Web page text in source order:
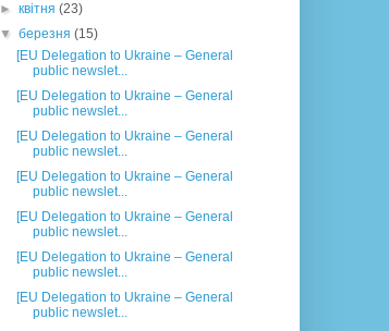
►квітня(23)
▼березня(15)
[EU Delegation to Ukraine – General
public newslet...
[EU Delegation to Ukraine – General
public newslet...
[EU Delegation to Ukraine – General
public newslet...
[EU Delegation to Ukraine – General
public newslet...
[EU Delegation to Ukraine – General
public newslet...
[EU Delegation to Ukraine – General
public newslet...
[EU Delegation to Ukraine – General
public newslet...